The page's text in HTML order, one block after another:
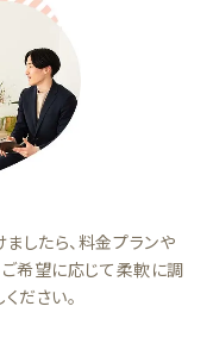
したら、料金プランや
ご希望に応じて柔軟に調
ださい。